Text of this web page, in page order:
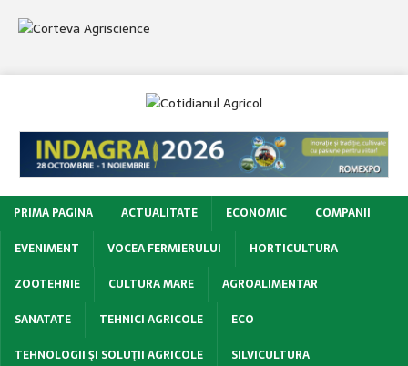
PRIMA PAGINA ACTUALITATE ECONOMIC
COMPANII
EVENIMENT
VOCEA FERMIERULUI
HORTICULTURA
ZOOTEHNIE
CULTURA MARE
AGROALIMENTAR
SANATATE
TEHNICI AGRICOLE
ECO
TEHNOLOGII ŞI SOLUŢII AGRICOLE
SILVICULTURA